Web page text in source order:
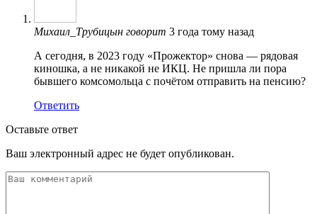
Михаил_Трубицын говорит 3 года тому назад
А сегодня, в 2023 году «Прожектор» снова — рядовая
киношка, а не никакой не ИКЦ. Не пришла ли пора
бывшего комсомольца с почётом отправить на пенсию?
Ответить
Оставьте ответ
Ваш электронный адрес не будет опубликован.